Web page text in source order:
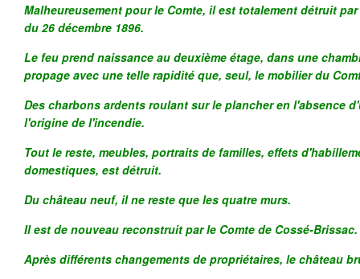
Malheureusement pour le Comte, il est totalement détruit
du 26 décembre 1896.
Le feu prend naissance au deuxième étage, dans une
propage avec une telle rapidité que, seul, le mobilier du
Des charbons ardents roulant sur le plancher en l'absence
l'origine de l'incendie.
Tout le reste, meubles, portraits de familles, effets
domestiques, est détruit.
Du château neuf, il ne reste que les quatre murs.
Il est de nouveau reconstruit par le Comte de Cossé-Brissac.
Après différents changements de propriétaires, le château